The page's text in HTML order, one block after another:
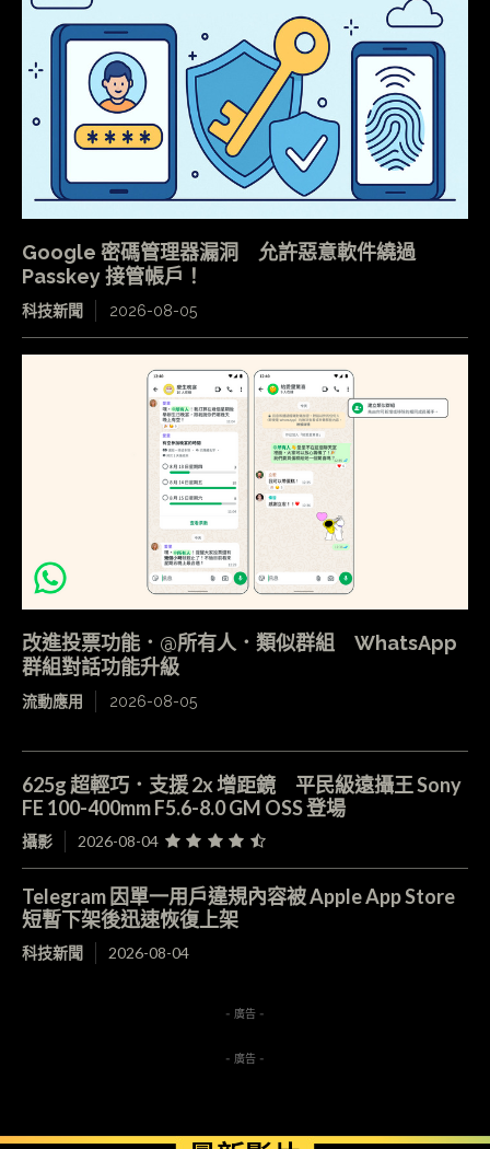
Google 密碼管理器漏洞 允許惡意軟件繞過
Passkey 接管帳戶！
科技新聞 2026-08-05
改進投票功能．@所有人．類似群組 WhatsApp
群組對話功能升級
流動應用 2026-08-05
625g 超輕巧．支援 2x 增距鏡 平民級遠攝王 Sony
FE 100-400mm F5.6-8.0 GM OSS 登場
攝影 2026-08-04
Telegram 因單一用戶違規內容被 Apple App Store
短暫下架後迅速恢復上架
科技新聞 2026-08-04
- 廣告 -
- 廣告 -